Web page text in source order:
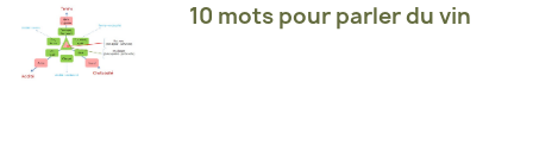
10 mots pour parler du vin